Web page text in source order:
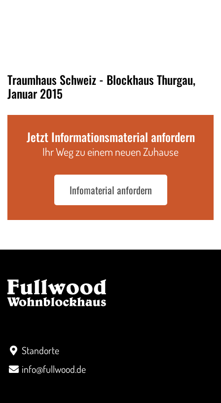
Traumhaus Schweiz - Blockhaus Thurgau,
Januar 2015
Jetzt Informationsmaterial anfordern
Ihr Weg zu einem neuen Zuhause
Infomaterial anfordern
Standorte
info@fullwood.de